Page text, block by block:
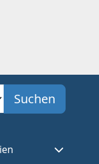
Suchen